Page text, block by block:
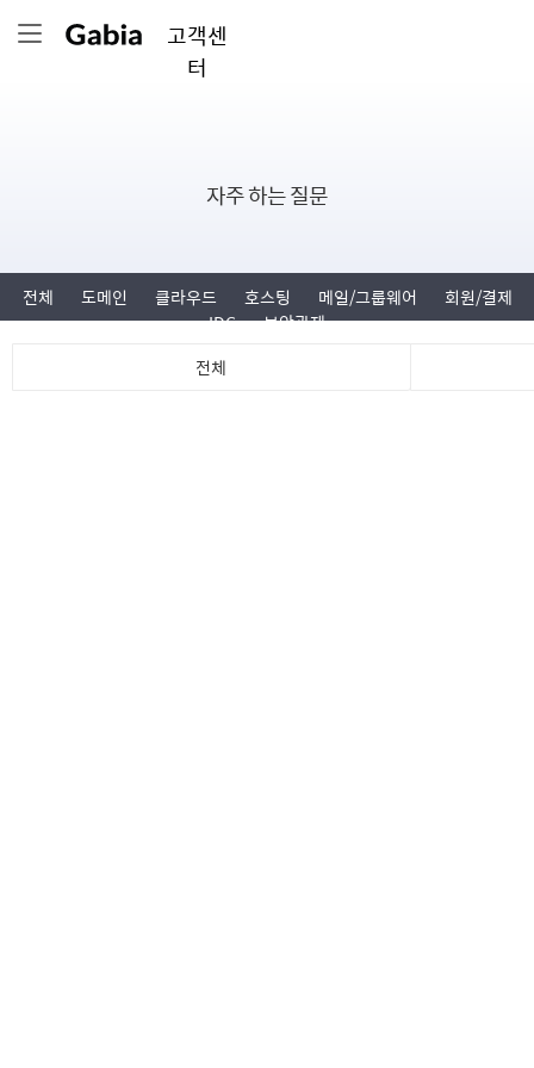
고객센
터
자주 하는 질문
전체 도메인 클라우드 호스팅 메일/그룹웨어
회원/결제
IDC
보안관제
전체